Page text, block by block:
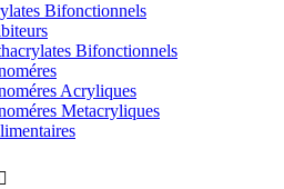
Bifonctionnels
Bifonctionnels
Acryliques
Metacryliques
